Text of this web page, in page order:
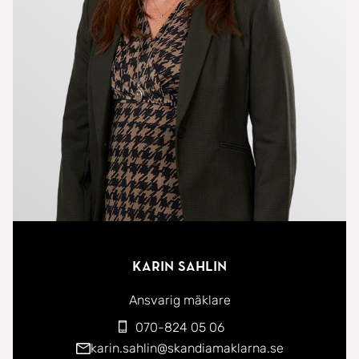
original. Rymlig sovalkov med plats för
dubbelsäng. Stilrent badrum från stambytet 2020..
Brf Vanadisvägen 5 är en trevlig förening i en
1920-tals fastighet. Föreningen äger marken. På
framsidan förträdgård finns en liten gräsplätt,
cykelparkering och 6 parkeringsplatser. I
trapphuset finns trevliga vädringsbalkonger med
bästa solläget, här Innergårdens underbara
känns luftigt och öppet mellan kvarterets
innergårdar som avdelas med järnstaket.
Ett mycket trivsamt läge i Vasastan mellan
Karin Sahlin
Ansvarig mäklare
070-824 05 06
karin.sahlin@skandiamaklarna.se